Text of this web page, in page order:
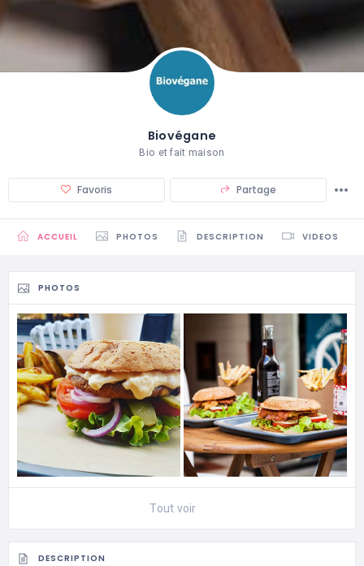
Biovégane
Bio et fait maison
Favoris Partage
ACCUEIL PHOTOS DESCRIPTION VIDEOS
PHOTOS
Tout voir
DESCRIPTION